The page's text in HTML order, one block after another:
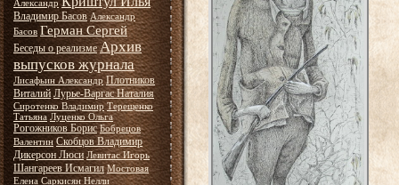
Александр
Владимир Басов Александр
Басов Герман Сергей
Беседы о реализме Архив
выпусков журнала
Лисафьин Александр Плотников
Виталий Лурье-Варгас Наталия
Сиротенко Владимир Терещенко
Татьяна Луценко Ольга
Рогожников Борис Бобрецов
Валентин Скобцов Владимир
Дикерсон Люси Левитас Игорь
Шангареев Исмагил Мостовая
Елена Саркисян Нелли